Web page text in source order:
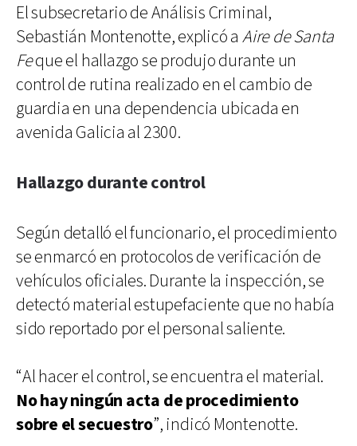
El subsecretario de Análisis Criminal,
Sebastián Montenotte, explicó a Aire de Santa
Feque el hallazgo se produjo durante un
control de rutina realizado en el cambio de
guardia en una dependencia ubicada en
avenida Galicia al 2300.
Hallazgo durante control
Según detalló el funcionario, el procedimiento
se enmarcó en protocolos de verificación de
vehículos oficiales. Durante la inspección, se
detectó material estupefaciente que no había
sido reportado por el personal saliente.
“Al hacer el control, se encuentra el material.
No hay ningún acta de procedimiento
sobre el secuestro”, indicó Montenotte.